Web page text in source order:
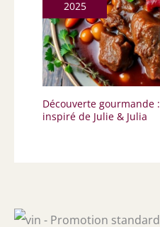
2025
Découverte gourmande
inspiré de Julie & Julia